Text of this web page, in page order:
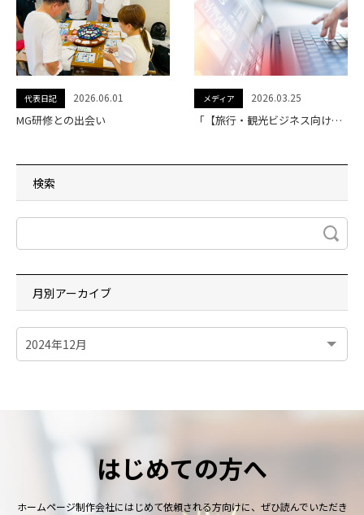
代表日記 2026.06.01
MG研修との出会い
メディア 2026.03.25
「【旅行・観光ビジネス向けにも】WEB制作・開発/DX/ITサービス会社を厳選紹介」に当社が掲載されました。
検索
月別アーカイブ
はじめての方へ
ホームページ制作会社にはじめて依頼される方向けに、ぜひ読んでいただき